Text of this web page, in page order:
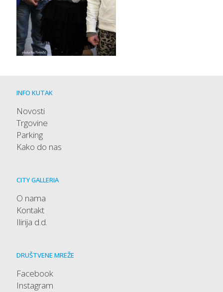
INFO KUTAK
Novosti
Trgovine
Parking
Kako do nas
CITY GALLERIA
O nama
Kontakt
Ilirija d.d.
DRUŠTVENE MREŽE
Facebook
Instagram